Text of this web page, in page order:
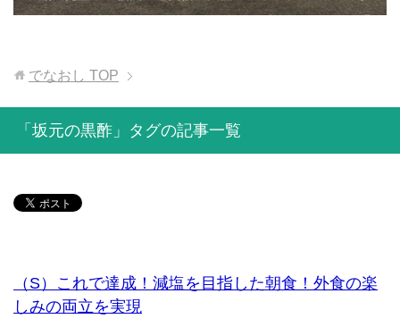
でなおし TOP
「坂元の黒酢」タグの記事一覧
（S）これで達成！減塩を目指した朝食！外食の楽
しみの両立を実現